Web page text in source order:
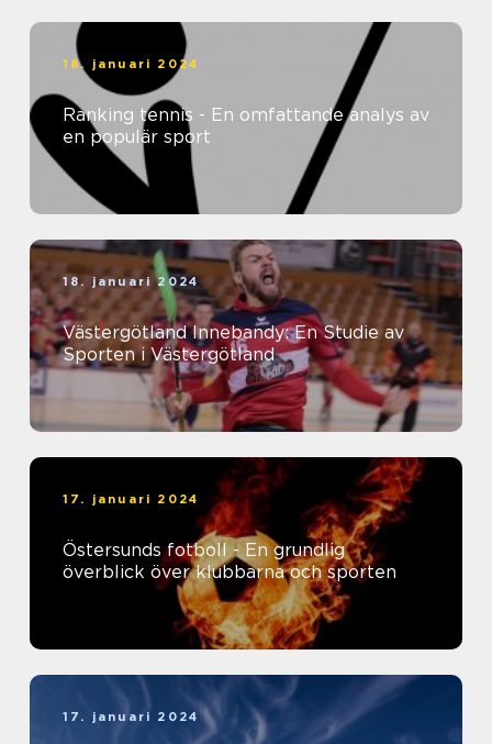
18. januari 2024
Ranking tennis - En omfattande analys av
en populär sport
18. januari 2024
Västergötland Innebandy: En Studie av
Sporten i Västergötland
17. januari 2024
Östersunds fotboll - En grundlig
överblick över klubbarna och sporten
17. januari 2024